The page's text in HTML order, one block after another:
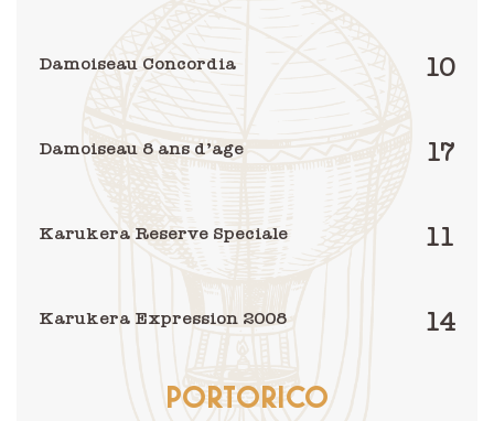
Damoiseau Concordia 10
Damoiseau 8 ans d’age 17
Karukera Reserve Speciale 11
Karukera Expression 2008 14
PORTORICO